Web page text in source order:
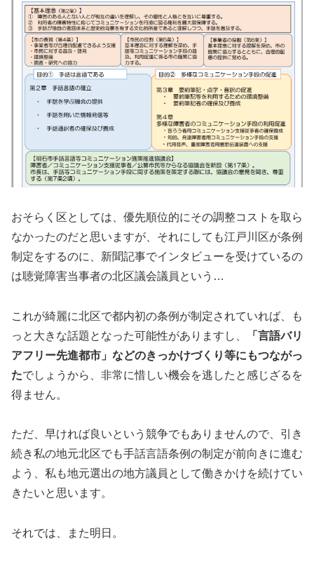
おそらく区としては、優先順位的にその調整コストを取ら
なかったのだと思いますが、それにしても江戸川区が条例
制定をするのに、新聞記事でインタビューを受けているの
は聴覚障害当事者の北区議会議員という…
これが綺麗に北区で都内初の条例が制定されていれば、も
っと大きな話題となった可能性がありますし、
「言語バリ
アフリー先進都市」などのきっかけづくり等にもつながっ
たでしょうから、非常に惜しい機会を逃したと感じざるを
得ません。
ただ、早ければ良いという競争でもありませんので、引き
続き私の地元北区でも手話言語条例の制定が前向きに進む
よう、私も地元選出の地方議員として働きかけを続けてい
きたいと思います。
それでは、また明日。